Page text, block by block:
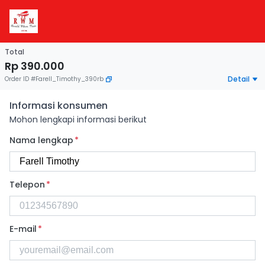
Total
Rp 390.000
Order ID #Farell_Timothy_390rb Detail
Informasi konsumen
Mohon lengkapi informasi berikut
Nama lengkap *
Telepon *
E-mail *